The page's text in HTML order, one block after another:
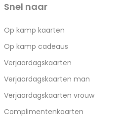
Snel naar
Op kamp kaarten
Op kamp cadeaus
Verjaardagskaarten
Verjaardagskaarten man
Verjaardagskaarten vrouw
Complimentenkaarten